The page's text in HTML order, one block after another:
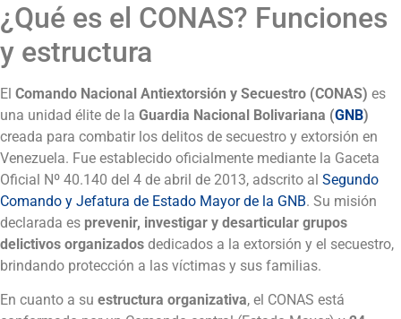
¿Qué es el CONAS? Funciones
y estructura
El Comando Nacional Antiextorsión y Secuestro (CONAS) es
una unidad élite de la Guardia Nacional Bolivariana (GNB)
creada para combatir los delitos de secuestro y extorsión en
Venezuela. Fue establecido oficialmente mediante la Gaceta
Oficial Nº 40.140 del 4 de abril de 2013, adscrito al Segundo
Comando y Jefatura de Estado Mayor de la GNB. Su misión
declarada es prevenir, investigar y desarticular grupos
delictivos organizados dedicados a la extorsión y el secuestro,
brindando protección a las víctimas y sus familias.
En cuanto a su estructura organizativa, el CONAS está